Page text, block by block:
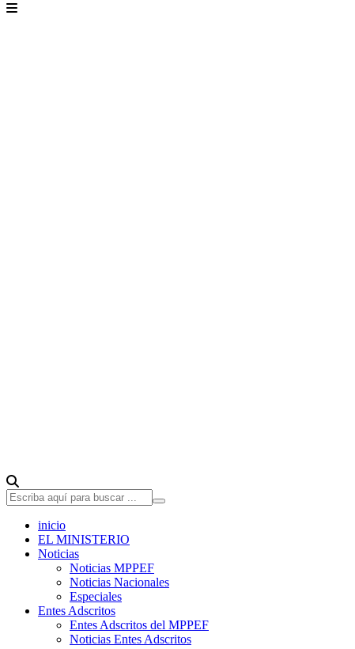
inicio
EL MINISTERIO
Noticias
Noticias MPPEF
Noticias Nacionales
Especiales
Entes Adscritos
Entes Adscritos del MPPEF
Noticias Entes Adscritos